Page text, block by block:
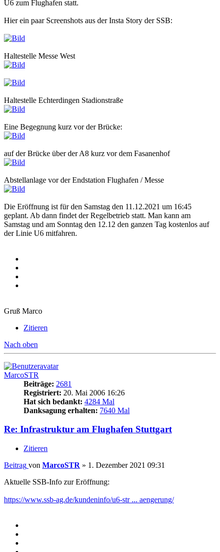
U6 zum Flughafen statt.
Hier ein paar Screenshots aus der Insta Story der SSB:
Haltestelle Messe West
Haltestelle Echterdingen Stadionstraße
Eine Begegnung kurz vor der Brücke:
auf der Brücke über der A8 kurz vor dem Fasanenhof
Abstellanlage vor der Endstation Flughafen / Messe
Die Eröffnung ist für den Samstag den 11.12.2021 um 16:45
geplant. Ab dann findet der Regelbetrieb statt. Man kann am
Samstag und am Sonntag den 12.12 den ganzen Tag kostenlos auf
der Linie U6 mitfahren.
Gruß Marco
Zitieren
Nach oben
MarcoSTR
Beiträge: 2681
Registriert: 20. Mai 2006 16:26
Hat sich bedankt: 4284 Mal
Danksagung erhalten: 7640 Mal
Re: Infrastruktur am Flughafen Stuttgart
Zitieren
Beitrag von MarcoSTR » 1. Dezember 2021 09:31
Aktuelle SSB-Info zur Eröffnung:
https://www.ssb-ag.de/kundeninfo/u6-str ... aengerung/